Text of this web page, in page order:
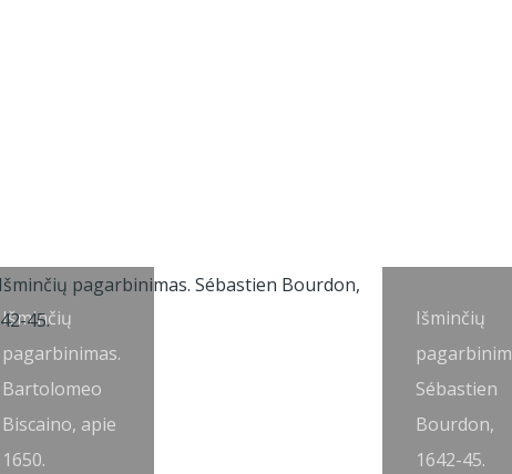
Išminčių
pagarbinimas.
Bartolomeo
Biscaino, apie
1650.
Išminčių
Sébastien
Bourdon,
1642-45.